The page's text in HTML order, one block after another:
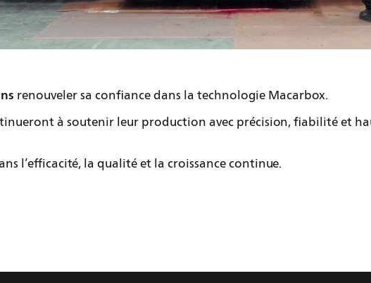
renouveler sa confiance dans la technologie Macarbox.
à soutenir leur production avec précision, fiabilité et
l’efficacité, la qualité et la croissance continue.